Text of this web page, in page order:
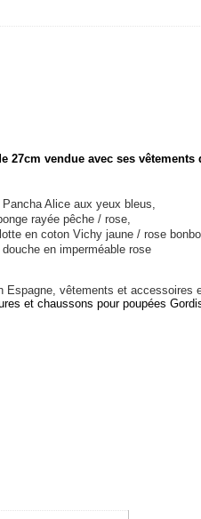
27cm vendue avec ses vêtements
Alice aux yeux bleus,
rayée pêche / rose,
en coton Vichy jaune / rose
en imperméable rose
Espagne, vêtements et accessoires
et chaussons pour poupées